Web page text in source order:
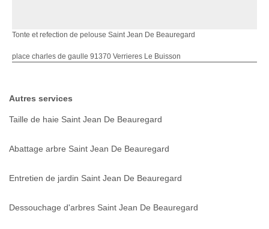
Tonte et refection de pelouse Saint Jean De Beauregard
place charles de gaulle 91370 Verrieres Le Buisson
Autres services
Taille de haie Saint Jean De Beauregard
Abattage arbre Saint Jean De Beauregard
Entretien de jardin Saint Jean De Beauregard
Dessouchage d'arbres Saint Jean De Beauregard